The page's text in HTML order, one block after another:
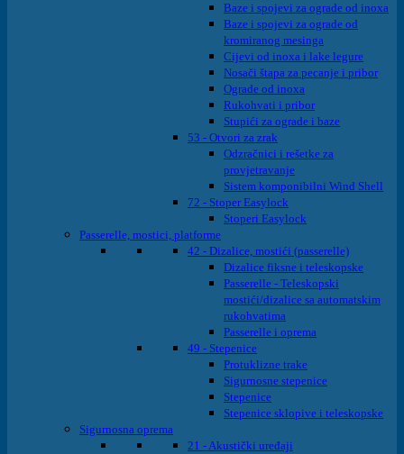
Baze i spojevi za ograde od inoxa
Baze i spojevi za ograde od
kromiranog mesinga
Cijevi od inoxa i lake legure
Nosači štapa za pecanje i pribor
Ograde od inoxa
Rukohvati i pribor
Stupići za ograde i baze
53 - Otvori za zrak
Odzračnici i rešetke za
provjetravanje
Sistem komponibilni Wind Shell
72 - Stoper Easylock
Stoperi Easylock
Passerelle, mostici, platforme
42 - Dizalice, mostići (passerelle)
Dizalice fiksne i teleskopske
Passerelle - Teleskopski
mostići/dizalice sa automatskim
rukohvatima
Passerelle i oprema
49 - Stepenice
Protuklizne trake
Sigurnosne stepenice
Stepenice
Stepenice sklopive i teleskopske
Sigurnosna oprema
21 - Akustički uređaji